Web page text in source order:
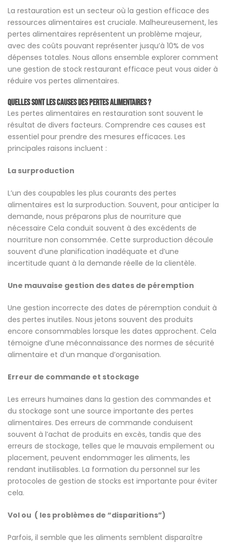
La restauration est un secteur où la gestion efficace des
ressources alimentaires est cruciale. Malheureusement, les
pertes alimentaires représentent un problème majeur,
avec des coûts pouvant représenter jusqu’à 10% de vos
dépenses totales. Nous allons ensemble explorer comment
une gestion de stock restaurant efficace peut vous aider à
réduire vos pertes alimentaires.
Quelles sont les causes des pertes alimentaires ?
Les pertes alimentaires en restauration sont souvent le
résultat de divers facteurs. Comprendre ces causes est
essentiel pour prendre des mesures efficaces. Les
principales raisons incluent :
La surproduction
L’un des coupables les plus courants des pertes
alimentaires est la surproduction. Souvent, pour anticiper la
demande, nous préparons plus de nourriture que
nécessaire Cela conduit souvent à des excédents de
nourriture non consommée. Cette surproduction découle
souvent d’une planification inadéquate et d’une
incertitude quant à la demande réelle de la clientèle.
Une mauvaise gestion des dates de péremption
Une gestion incorrecte des dates de péremption conduit à
des pertes inutiles. Nous jetons souvent des produits
encore consommables lorsque les dates approchent. Cela
témoigne d’une méconnaissance des normes de sécurité
alimentaire et d’un manque d’organisation.
Erreur de commande et stockage
Les erreurs humaines dans la gestion des commandes et
du stockage sont une source importante des pertes
alimentaires. Des erreurs de commande conduisent
souvent à l’achat de produits en excès, tandis que des
erreurs de stockage, telles que le mauvais empilement ou
placement, peuvent endommager les aliments, les
rendant inutilisables. La formation du personnel sur les
protocoles de gestion de stocks est importante pour éviter
cela.
Vol ou ( les problèmes de “disparitions”)
Parfois, il semble que les aliments semblent disparaître